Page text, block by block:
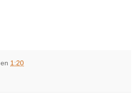
en 1:20